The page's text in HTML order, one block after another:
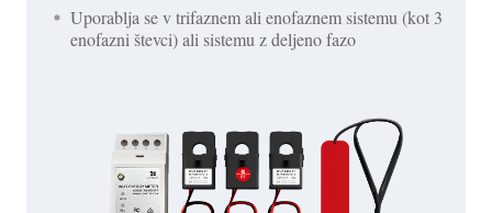
Uporablja se v trifaznem ali enofaznem sistemu (kot 3
enofazni števci) ali sistemu z deljeno fazo